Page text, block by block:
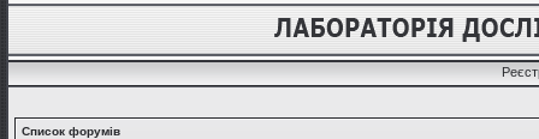
Список форумів